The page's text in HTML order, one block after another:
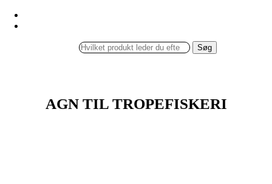
Søg
AGN TIL TROPEFISKERI